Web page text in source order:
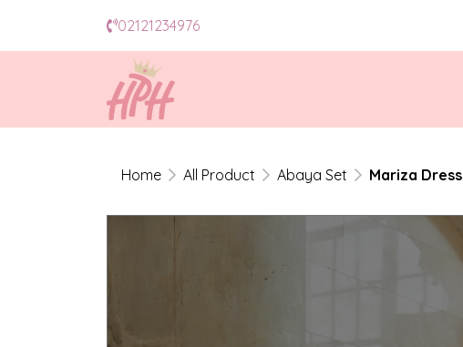
02121234976
Home All Product Abaya Set Mariza Dress